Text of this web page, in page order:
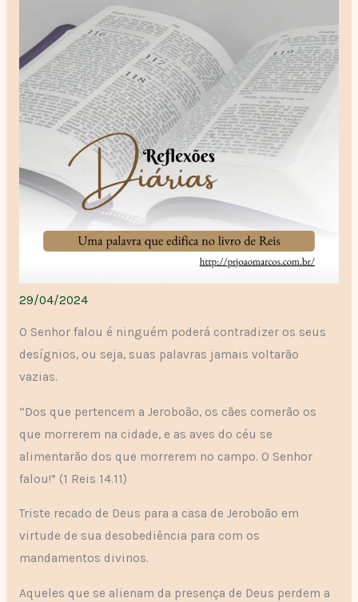
29/04/2024
O Senhor falou é ninguém poderá contradizer os seus
desígnios, ou seja, suas palavras jamais voltarão
vazias.
“Dos que pertencem a Jeroboão, os cães comerão os
que morrerem na cidade, e as aves do céu se
alimentarão dos que morrerem no campo. O Senhor
falou!” (1 Reis 14.11)
Triste recado de Deus para a casa de Jeroboão em
virtude de sua desobediência para com os
mandamentos divinos.
Aqueles que se alienam da presença de Deus perdem a